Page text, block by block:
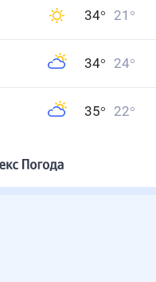
34° 21 °
34° 24°
35° 22°